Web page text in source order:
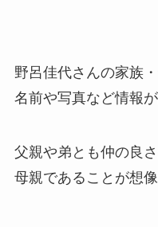
野呂佳代さんの家族
名前や写真など情報
父親や弟とも仲の良
母親であることが想像